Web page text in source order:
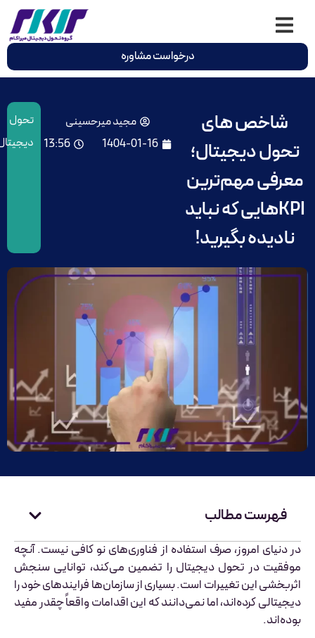
درخواست مشاوره
تحول
دیجیتال
شاخص های
تحول دیجیتال؛
معرفی مهم‌ترین
KPIهایی که نباید
نادیده بگیرید!
مجید میرحسینی
1404-01-16
13:56
فهرست مطالب
در دنیای امروز، صرف استفاده از فناوری‌های نو کافی نیست. آنچه
موفقیت در تحول دیجیتال را تضمین می‌کند، توانایی سنجش
اثربخشی این تغییرات است. بسیاری از سازمان‌ها فرایندهای خود را
دیجیتالی کرده‌اند، اما نمی‌دانند که این اقدامات واقعاً چقدر مفید
بوده‌اند.